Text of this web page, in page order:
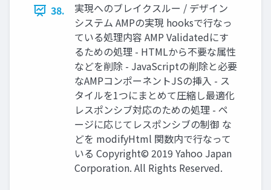
38.
実現へのブレイクスルー / デザイン
システム AMPの実現 hooksで行なっ
ている処理内容 AMP Validatedにす
るための処理 - HTMLから不要な属性
などを削除 - JavaScriptの削除と必要
なAMPコンポーネントJSの挿入 - ス
タイルを1つにまとめて圧縮し最適化
レスポンシブ対応のための処理 - ペ
ージに応じてレスポンシブの制御 な
どを modifyHtml 関数内で行なって
いる Copyright© 2019 Yahoo Japan
Corporation. All Rights Reserved.